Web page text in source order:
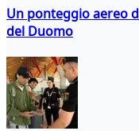
Un ponteggio aereo
del Duomo